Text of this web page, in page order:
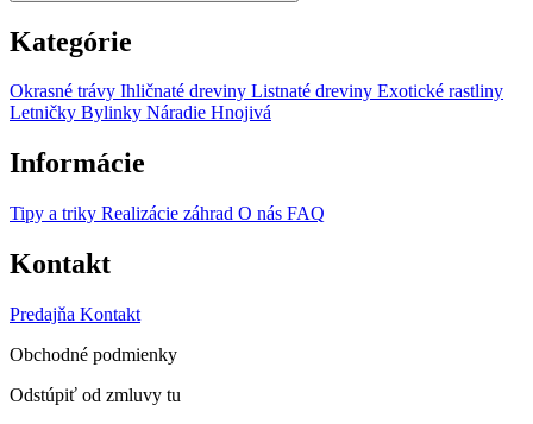
Kategórie
Okrasné trávy Ihličnaté dreviny Listnaté dreviny Exotické rastliny
Letničky Bylinky Náradie Hnojivá
Informácie
Tipy a triky Realizácie záhrad O nás FAQ
Kontakt
Predajňa Kontakt
Obchodné podmienky
Odstúpiť od zmluvy tu